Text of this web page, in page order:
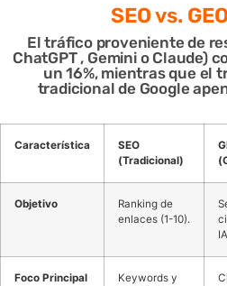
SEOvs.
El tráfico proveniente de
ChatGPT , Gemini o Claude)
un 16%, mientras que el
tradicional de Google
Característica
SEO
(Tradicional)
Objetivo
Ranking de
enlaces (1-10).
Foco Principal
Keywords y